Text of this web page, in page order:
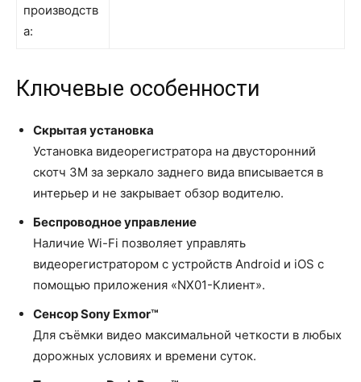
производств
а:
Ключевые особенности
Скрытая установка
Установка видеорегистратора на двусторонний
скотч 3M за зеркало заднего вида вписывается в
интерьер и не закрывает обзор водителю.
Беспроводное управление
Наличие Wi-Fi позволяет управлять
видеорегистратором с устройств Android и iOS с
помощью приложения «NX01-Клиент».
Сенсор Sony Exmor™
Для съёмки видео максимальной четкости в любых
дорожных условиях и времени суток.